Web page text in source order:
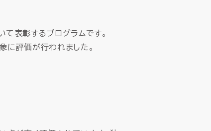
表彰するプログラムです。
評価が行われました。